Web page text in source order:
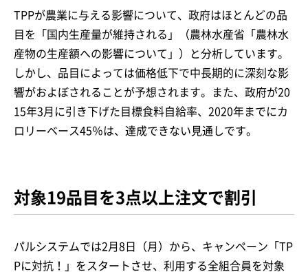
TPPが農業に与える影響について、政府はほとんどの品
目を「国内生産量が維持される」（農林水産省「農林水
産物の生産額への影響について」）と分析しています。
しかし、品目によっては価格低下で中長期的に深刻な影
響がおよぼされることが予想されます。また、政府が20
15年3月に引き下げた目標食料自給率、2020年までにカ
ロリーベース45％は、達成できない見通しです。
対象19品目を3点以上注文で割引
パルシステムでは2月8日（月）から、キャンペーン「TP
Pに対抗！」をスタートさせ、利用する全組合員を対象